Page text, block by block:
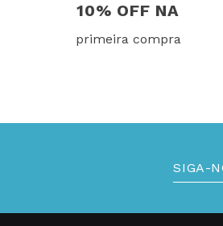
10% OFF NA
primeira compra
SIGA-